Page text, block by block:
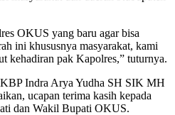
OKUS yang baru agar bisa
ini khususnya masyarakat, kami
kehadiran pak Kapolres,” tuturnya.
Indra Arya Yudha SH SIK MH
ucapan terima kasih kepada
dan Wakil Bupati OKUS.